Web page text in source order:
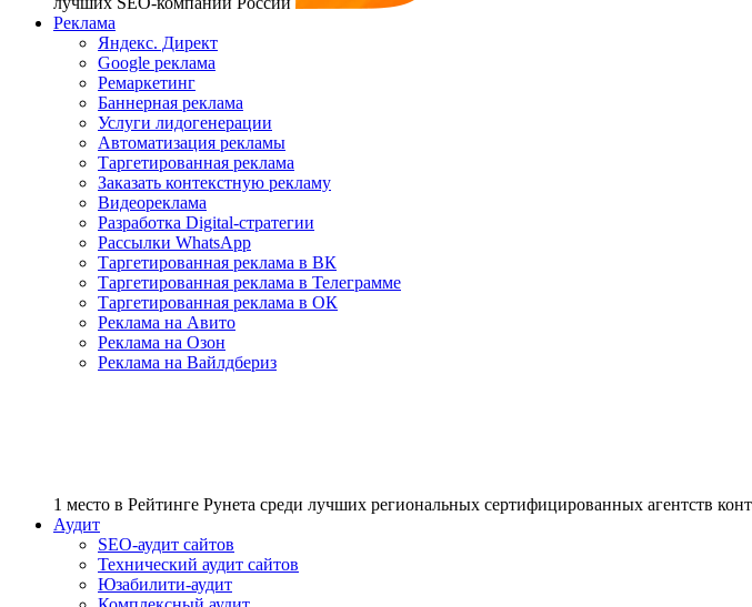
Реклама
Яндекс. Директ
Google реклама
Ремаркетинг
Баннерная реклама
Услуги лидогенерации
Автоматизация рекламы
Таргетированная реклама
Заказать контекстную рекламу
Видеореклама
Разработка Digital-стратегии
Рассылки WhatsApp
Таргетированная реклама в ВК
Таргетированная реклама в Телеграмме
Таргетированная реклама в ОК
Реклама на Авито
Реклама на Озон
Реклама на Вайлдбериз
1 место в Рейтинге Рунета cреди лучших региональных сертифицированных агентств
Аудит
SEO-аудит сайтов
Технический аудит сайтов
Юзабилити-аудит